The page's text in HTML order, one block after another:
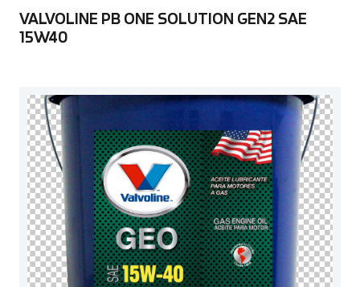
VALVOLINE PB ONE SOLUTION GEN2 SAE
15W40